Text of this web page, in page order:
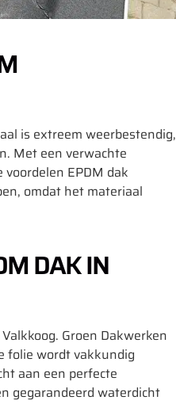
is extreem weerbestendig,
Met een verwachte
EPDM dak
omdat het materiaal
DAK IN
Groen Dakwerken
folie wordt vakkundig
aan een perfecte
gegarandeerd waterdicht